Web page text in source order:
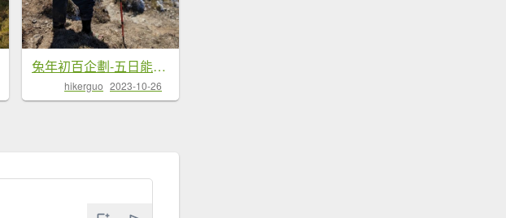
兔年初百企劃-五日能高安東軍全自理
hikerguo 2023-10-26